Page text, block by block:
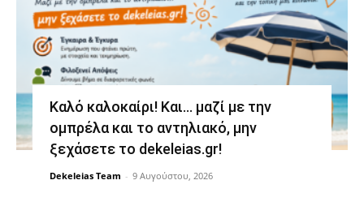
Καλό καλοκαίρι! Και… μαζί με την
ομπρέλα και το αντηλιακό, μην
ξεχάσετε το dekeleias.gr!
Dekeleias Team - 9 Αυγούστου, 2026